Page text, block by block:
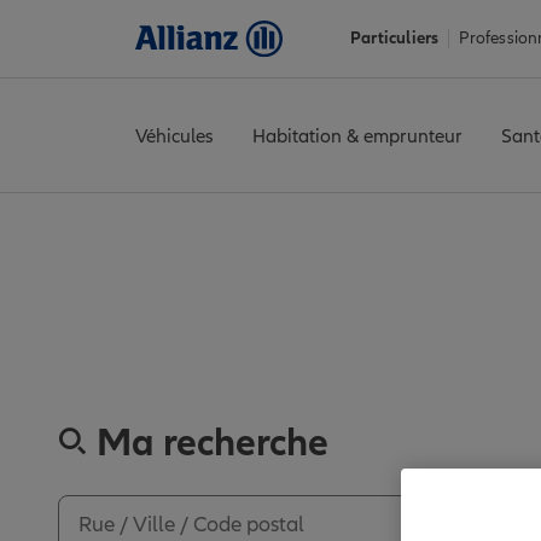
Particuliers
Véhicules Habitation & emprunteur
Ma recherche